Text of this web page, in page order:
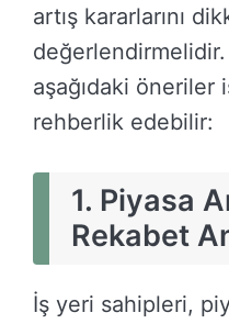
artış kararlarını
aşağıdaki öneriler
rehberlik edebilir:
1. Piyasa
Rekabet
İş yeri sahipleri,